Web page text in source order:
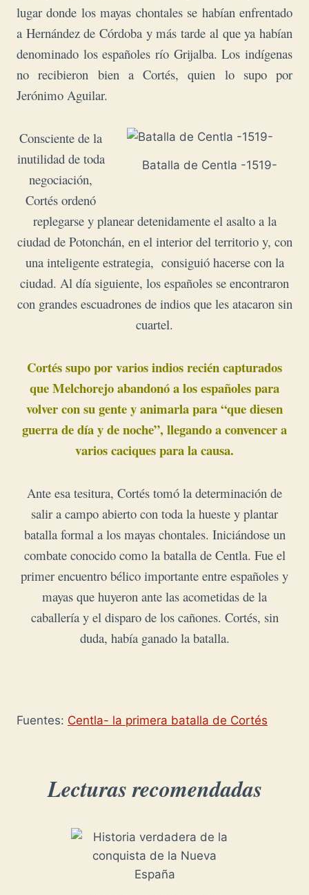
lugar donde los mayas chontales se habían enfrentado
a Hernández de Córdoba y más tarde al que ya habían
denominado los españoles río Grijalba. Los indígenas
no recibieron bien a Cortés, quien lo supo por
Jerónimo Aguilar.
Batalla de Centla -1519-
Consciente de la
inutilidad de toda
negociación,
Cortés ordenó
replegarse y planear detenidamente el asalto a la
ciudad de Potonchán, en el interior del territorio y, con
una inteligente estrategia, consiguió hacerse con la
ciudad. Al día siguiente, los españoles se encontraron
con grandes escuadrones de indios que les atacaron sin
cuartel.
Cortés supo por varios indios recién capturados
que Melchorejo abandonó a los españoles para
volver con su gente y animarla para “que diesen
guerra de día y de noche”, llegando a convencer a
varios caciques para la causa.
Ante esa tesitura, Cortés tomó la determinación de
salir a campo abierto con toda la hueste y plantar
batalla formal a los mayas chontales. Iniciándose un
combate conocido como la batalla de Centla. Fue el
primer encuentro bélico importante entre españoles y
mayas que huyeron ante las acometidas de la
caballería y el disparo de los cañones. Cortés, sin
duda, había ganado la batalla.
Fuentes: Centla- la primera batalla de Cortés
Lecturas recomendadas